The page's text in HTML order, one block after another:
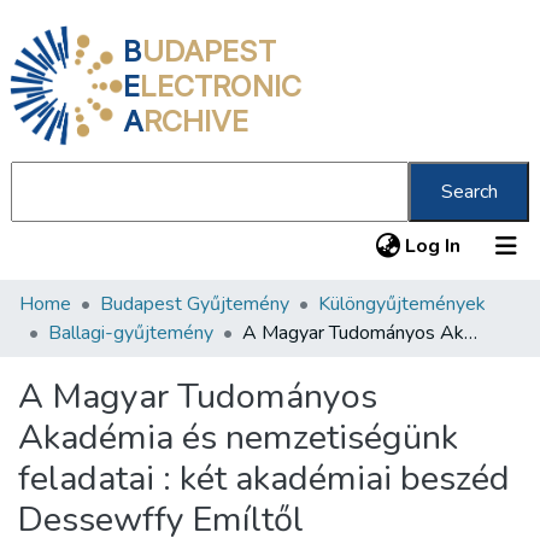
BUDAPEST
ELECTRONIC
ARCHIVE
Search
Log In (current)
Communities & Collections
Statistics
About us
Home Budapest Gyűjtemény
Különgyűjtemények
Ballagi-gyűjtemény
A Magyar Tudományos Akadémia és nemzetiségünk feladatai : két akadémiai beszéd Dessewffy Emíltől
A Magyar Tudományos
Akadémia és nemzetiségünk
feladatai : két akadémiai beszéd
Dessewffy Emíltől